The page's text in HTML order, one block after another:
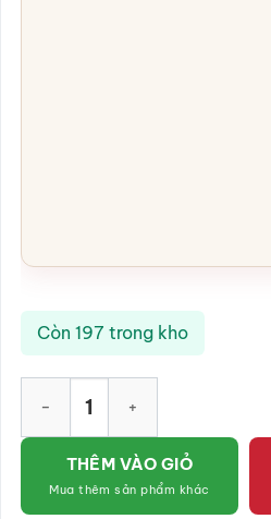
Còn 197 trong kho
THÊM VÀO GIỎ
Mua thêm sản phẩm khác